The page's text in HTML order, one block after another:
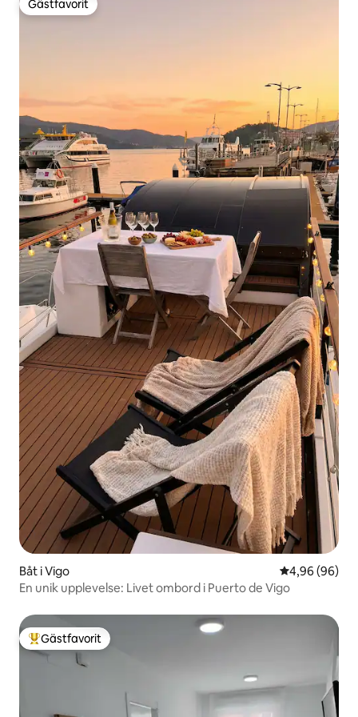
Gästfavorit
Gästfavorit
Båt i Vigo 4,96 av 5 i
4,96 (96)
En unik upplevelse: Livet ombord i Puerto de Vigo
Populär gästfavorit
Gästfavorit